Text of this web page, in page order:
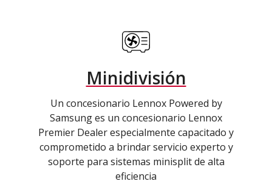
Minidivisión
Un concesionario Lennox Powered by
Samsung es un concesionario Lennox
Premier Dealer especialmente capacitado y
comprometido a brindar servicio experto y
soporte para sistemas minisplit de alta
eficiencia